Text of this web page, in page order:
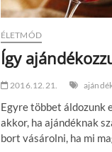
ÉLETMÓD
Így
2016.12.21.
Egyre többet áldozunk
akkor, ha ajándéknak
bort vásárolni, ha mi